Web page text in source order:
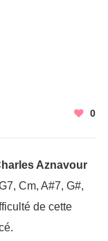
0
Aznavour
Cm, A#7, G#,
de cette